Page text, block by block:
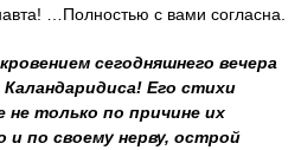
…Полностью с вами согласна.
сегодняшнего вечера
Его стихи
только по причине их
и по своему нерву, острой